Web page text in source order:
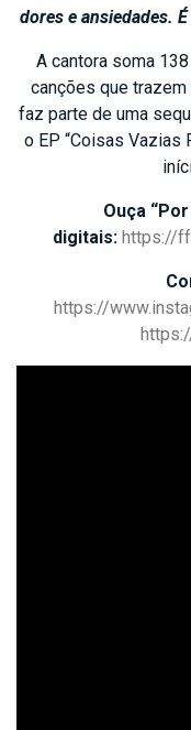
dores e ansiedades.
A cantora soma
canções que
faz parte de uma
o EP “Coisas Vazias
Ouça
digitais: https://
https://